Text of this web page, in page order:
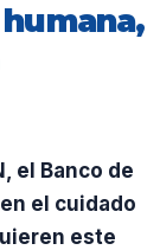
el Banco de
el cuidado
este